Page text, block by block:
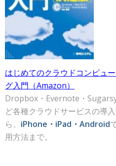
はじめてのクラウドコンピュ
グ入門（Amazon）
Dropbox・Evernote・
ど各種クラウドサービスの導
ら、 iPhone・iPad・Android
用方法まで。